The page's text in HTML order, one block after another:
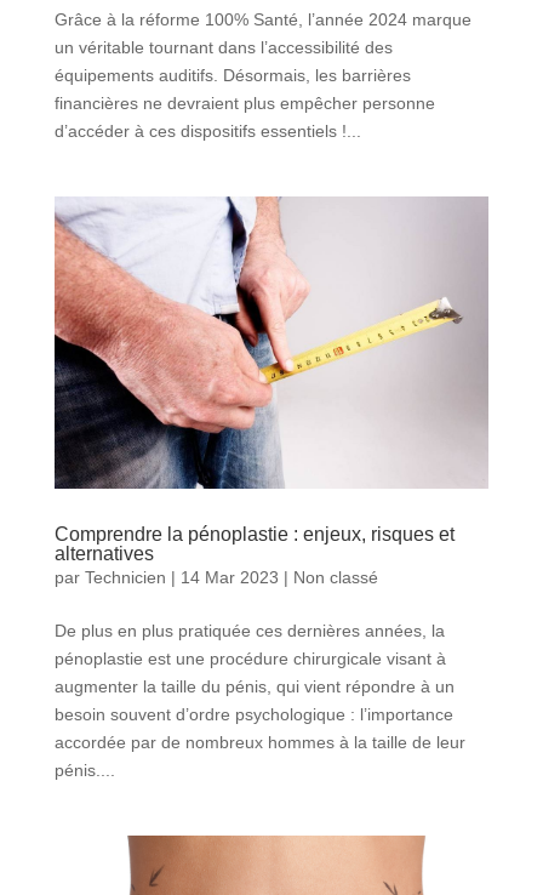
Grâce à la réforme 100% Santé, l’année 2024 marque
un véritable tournant dans l’accessibilité des
équipements auditifs. Désormais, les barrières
financières ne devraient plus empêcher personne
d’accéder à ces dispositifs essentiels !...
Comprendre la pénoplastie : enjeux, risques et
alternatives
par Technicien | 14 Mar 2023 | Non classé
De plus en plus pratiquée ces dernières années, la
pénoplastie est une procédure chirurgicale visant à
augmenter la taille du pénis, qui vient répondre à un
besoin souvent d’ordre psychologique : l’importance
accordée par de nombreux hommes à la taille de leur
pénis....